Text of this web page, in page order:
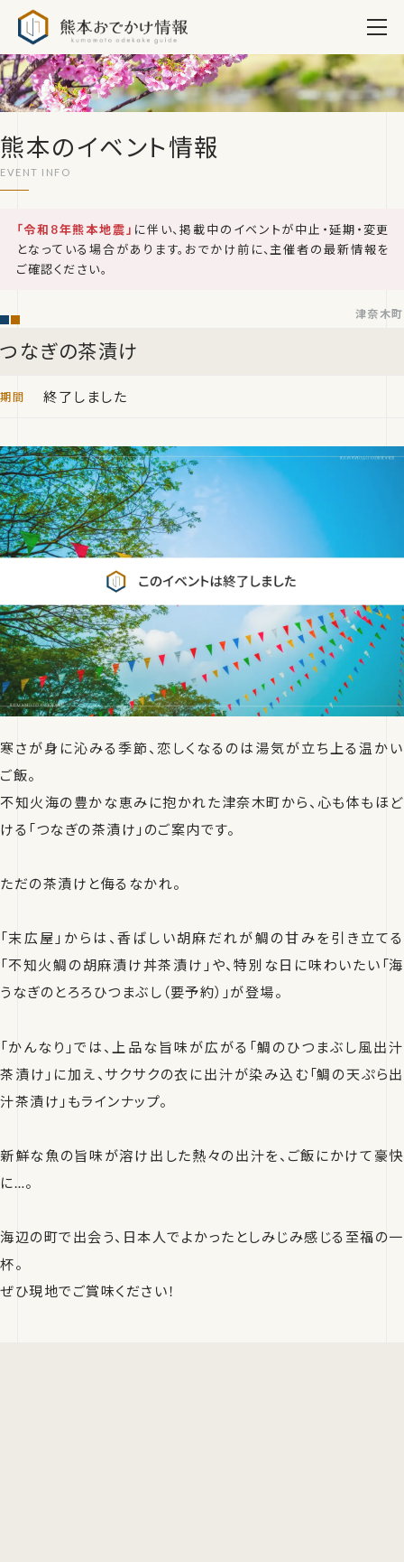
熊本のイベント情報
「令和8年熊本地震」 に伴い、掲載中のイベントが中止・延期・変更
となっている場合があります。おでかけ前に、主催者の最新情報を
ご確認ください。
つなぎの茶漬け
津奈木町
終了しました
寒さが身に沁みる季節、恋しくなるのは湯気が立ち上る温かい
ご飯。
不知火海の豊かな恵みに抱かれた津奈木町から、心も体もほど
ける「つなぎの茶漬け」のご案内です。
ただの茶漬けと侮るなかれ。
「末広屋」からは、香ばしい胡麻だれが鯛の甘みを引き立てる
「不知火鯛の胡麻漬け丼茶漬け」や、特別な日に味わいたい「海
うなぎのとろろひつまぶし（要予約）」が登場。
「かんなり」では、上品な旨味が広がる「鯛のひつまぶし風出汁
茶漬け」に加え、サクサクの衣に出汁が染み込む「鯛の天ぷら出
汁茶漬け」もラインナップ。
新鮮な魚の旨味が溶け出した熱々の出汁を、ご飯にかけて豪快
に…。
海辺の町で出会う、日本人でよかったとしみじみ感じる至福の一
杯。
ぜひ現地でご賞味ください！